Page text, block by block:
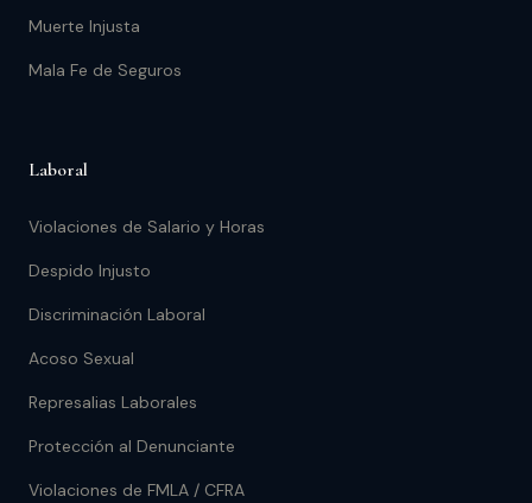
Muerte Injusta
Mala Fe de Seguros
Laboral
Violaciones de Salario y Horas
Despido Injusto
Discriminación Laboral
Acoso Sexual
Represalias Laborales
Protección al Denunciante
Violaciones de FMLA / CFRA